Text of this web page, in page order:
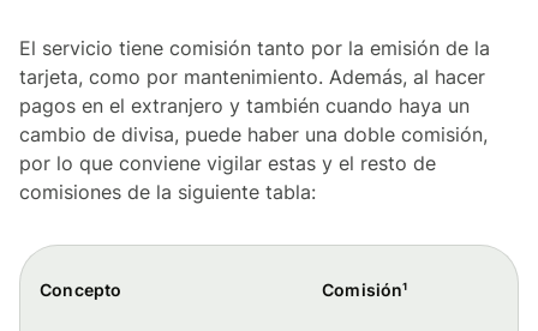
El servicio tiene comisión tanto por la emisión de la
tarjeta, como por mantenimiento. Además, al hacer
pagos en el extranjero y también cuando haya un
cambio de divisa, puede haber una doble comisión,
por lo que conviene vigilar estas y el resto de
comisiones de la siguiente tabla:
Concepto Comisión¹